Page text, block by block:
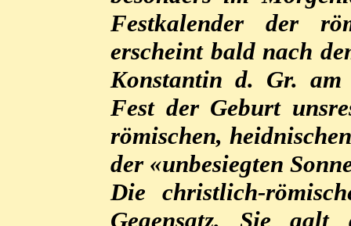
Festkalender der
erscheint bald nach
Konstantin d. Gr. am
Fest der Geburt
römischen,
der «unbesiegten
Die christlich-
Gegensatz. Sie galt